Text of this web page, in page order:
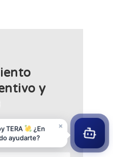
y
TERA
¿En
ayudarte?
×